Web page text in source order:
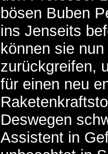
bösen Buben
ins Jenseits
können sie
zurückgreifen,
für einen neu
Deswegen
Assistent in